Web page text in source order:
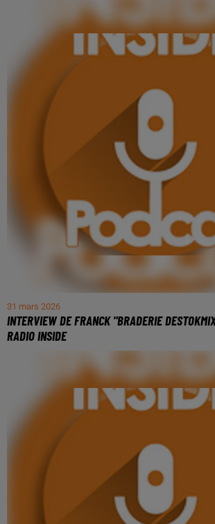
31 mars 2026
INTERVIEW DE FRANCK "BRADERIE
RADIO INSIDE